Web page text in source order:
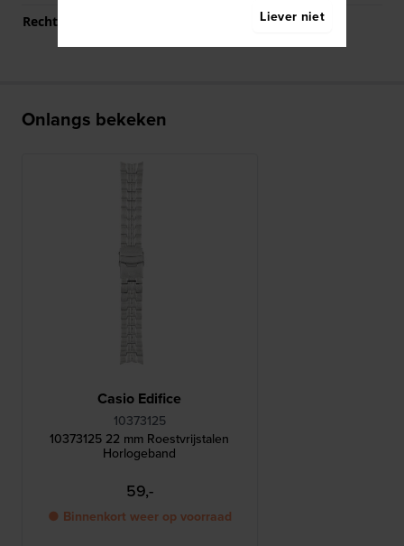
Rechte bandaanzet
Onlangs bekeken
Casio Edifice
10373125
10373125 22 mm Roestvrijstalen
Horlogeband
59,-
● Binnenkort weer op voorraad
Liever niet